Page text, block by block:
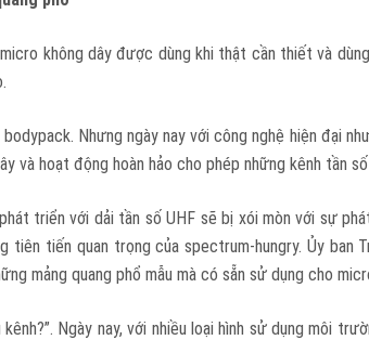
không dây được dùng khi thật cần thiết và
Nhưng ngày nay với công nghệ hiện đại
và hoạt động hoàn hảo cho phép những kênh tần
triển với dải tần số UHF sẽ bị xói mòn với sự
tiến quan trọng của spectrum-hungry. Ủy
mảng quang phổ mẫu mà có sẵn sử dụng cho
Ngày nay, với nhiều loại hình sử dụng môi